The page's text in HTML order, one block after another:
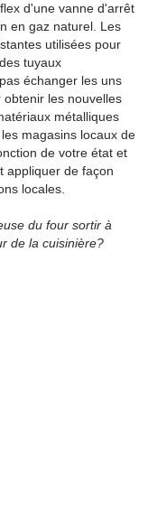
d'une vanne d'arrêt
en gaz naturel. Les
utilisées pour
tuyaux
échanger les uns
les nouvelles
métalliques
magasins locaux de
de votre état et
appliquer de façon
locales.
du four sortir à
de la cuisinière?